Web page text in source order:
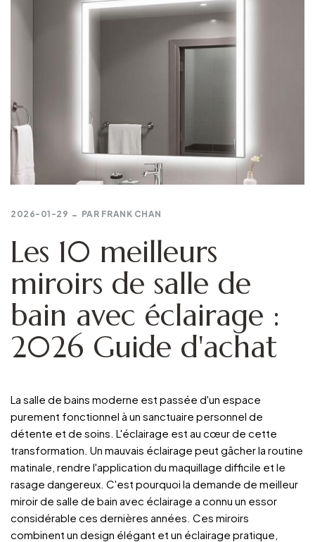
2026-01-29 PAR FRANK CHAN
Les 10 meilleurs
miroirs de salle de
bain avec éclairage :
2026 Guide d'achat
La salle de bains moderne est passée d'un espace
purement fonctionnel à un sanctuaire personnel de
détente et de soins. L'éclairage est au cœur de cette
transformation. Un mauvais éclairage peut gâcher la routine
matinale, rendre l'application du maquillage difficile et le
rasage dangereux. C'est pourquoi la demande de meilleur
miroir de salle de bain avec éclairage a connu un essor
considérable ces dernières années. Ces miroirs
combinent un design élégant et un éclairage pratique,